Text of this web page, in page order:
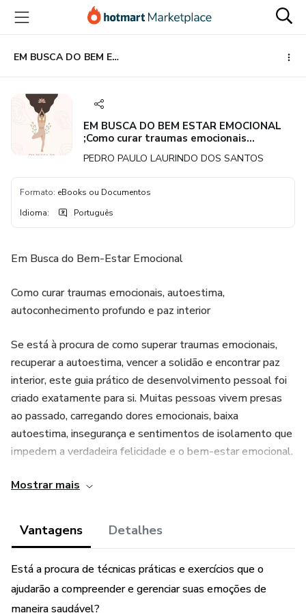
para
conteúdo
principal
para
pagamento
para
rodapé
EM BUSCA DO BEM ESTAR EMOCIONAL ;Como curar traumas emocionais ,Autoestima ,encontrar Auto conhecimento profundo e paz interior.
EM BUSCA DO BEM ESTAR EMOCIONAL
;Como curar traumas emocionais
conhecimento profundo e paz interior.
PEDRO PAULO LAURINDO DOS SANTOS
Formato: eBooks ou Documentos
Idioma: Português
Em Busca do Bem-Estar Emocional
Como curar traumas emocionais, autoestima,
autoconhecimento profundo e paz interior
Se está à procura de como superar traumas emocionais,
recuperar a autoestima, vencer a solidão e encontrar paz
interior, este guia prático de desenvolvimento pessoal foi
criado exatamente para si. Muitas pessoas vivem presas
ao passado, carregando dores emocionais, baixa
autoestima, insegurança e sentimentos de isolamento que
impedem a verdadeira felicidade e o bem-estar emocional.
Este ebook de cura emocional e transformação pessoal
próprio, desenvolver um autoconhecimento profundo e
métodos comprovados de crescimento pessoal,
inteligência emocional, equilíbrio mental e
Mostrar mais
Vantagens Detalhes
Está a procura de técnicas práticas e exercícios que o
ajudarão a compreender e gerenciar suas emoções de
maneira saudável?